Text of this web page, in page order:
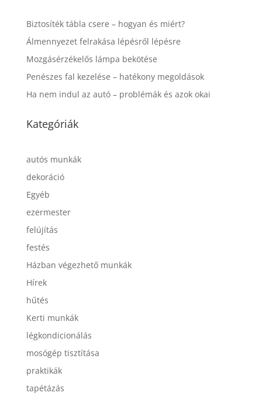
Biztosíték tábla csere – hogyan és miért?
Álmennyezet felrakása lépésről lépésre
Mozgásérzékelős lámpa bekötése
Penészes fal kezelése – hatékony megoldások
Ha nem indul az autó – problémák és azok okai
Kategóriák
autós munkák
dekoráció
Egyéb
ezermester
felújítás
festés
Házban végezhető munkák
Hírek
hűtés
Kerti munkák
légkondicionálás
mosógép tisztítása
praktikák
tapétázás